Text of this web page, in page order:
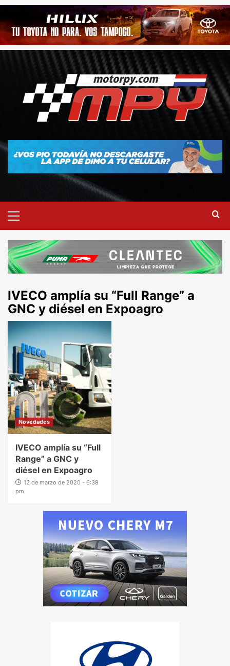
IVECO amplía su “Full Range” a
GNC y diésel en Expoagro
Novedades
IVECO amplía su “Full
Range” a GNC y
diésel en Expoagro
12 de marzo de 2020 - 6:38
pm